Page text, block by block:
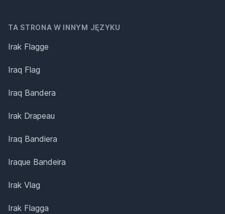
TA STRONA W INNYM JĘZYKU
Irak Flagge
Iraq Flag
Iraq Bandera
Irak Drapeau
Iraq Bandiera
Iraque Bandeira
Irak Vlag
Irak Flagga